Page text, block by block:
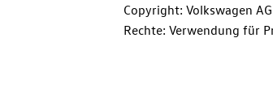
Copyright: Volkswagen AG
Rechte: Verwendung für